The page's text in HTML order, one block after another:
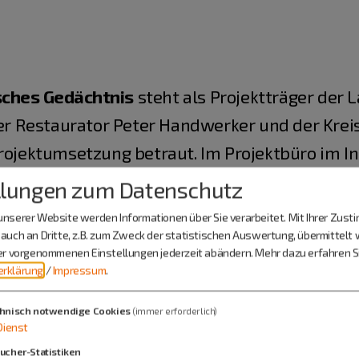
Gedächtnissteht als Projektträger der
Restaurator Peter Handwerker und der
betraut. Im Projektbüro im
sich Frau Veit um die
Betreuung der Funde im
zur Verfügung.
zum Datenschutz
Website werden Informationen über Sie verarbeitet. Mit Ihrer
an Dritte, z.B. zum Zweck der statistischen Auswertung, übermittelt
vorgenommenen Einstellungen jederzeit abändern. Mehr dazu erfahren
/Impressum.
notwendige Cookies (immer erforderlich)
Statistiken